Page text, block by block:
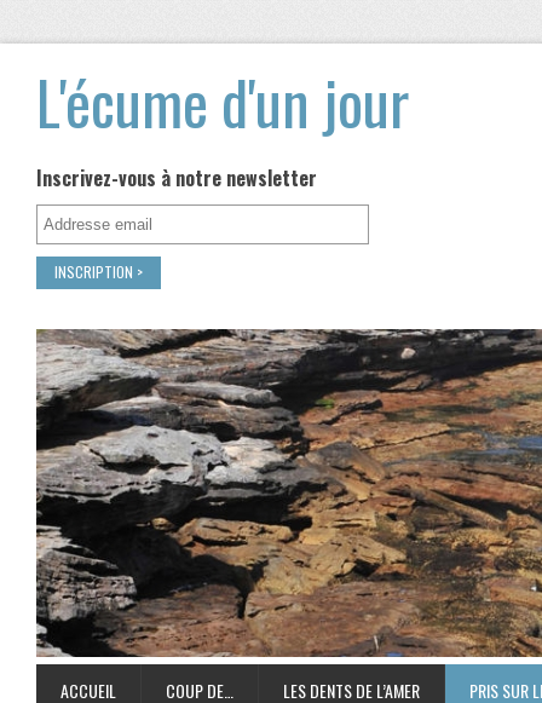
L'écume d'un jour
Inscrivez-vous à notre newsletter
ACCUEIL COUP DE… LES DENTS DE L’AMER PRIS SUR